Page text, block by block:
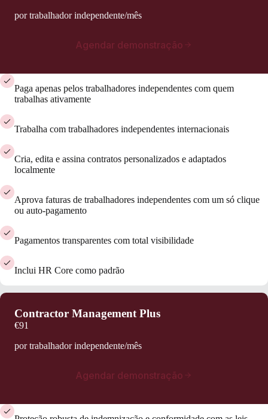
por trabalhador independente/mês
Agendar demonstração
Paga apenas pelos trabalhadores independentes com quem
trabalhas ativamente
Trabalha com trabalhadores independentes internacionais
Cria, edita e assina contratos personalizados e adaptados
localmente
Aprova faturas de trabalhadores independentes com um só clique
ou auto-pagamento
Pagamentos transparentes com total visibilidade
Inclui HR Core como padrão
Contractor Management Plus
€91
por trabalhador independente/mês
Agendar demonstração